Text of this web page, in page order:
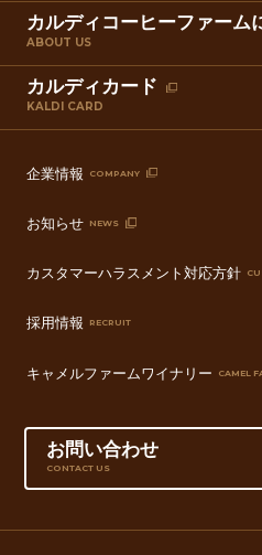
カルディコーヒーファーム
ABOUT US
カルディカード
KALDI CARD
企業情報 COMPANY
お知らせ NEWS
カスタマーハラスメント対応方針
採用情報 RECRUIT
キャメルファームワイナリー CAMEL
お問い合わせ
CONTACT US